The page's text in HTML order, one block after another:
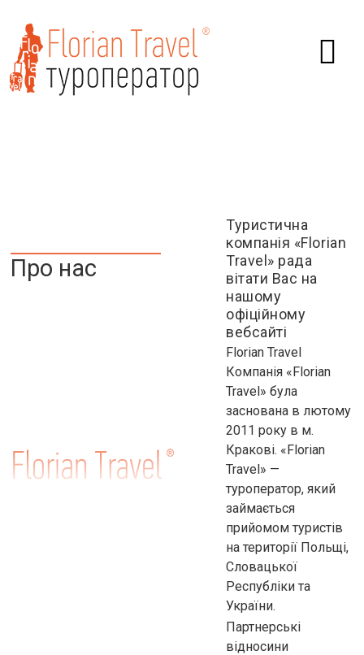
Про нас
Туристична
компанія «Florian
Travel» рада
вітати Вас на
нашому
офіційному
вебсайті
Florian Travel
Компанія «Florian
Travel» була
заснована в лютому
2011 року в м.
Кракові. «Florian
Travel» —
туроператор, який
займається
прийомом туристів
на території Польщі,
Словацької
Республіки та
України.
Партнерські
відносини